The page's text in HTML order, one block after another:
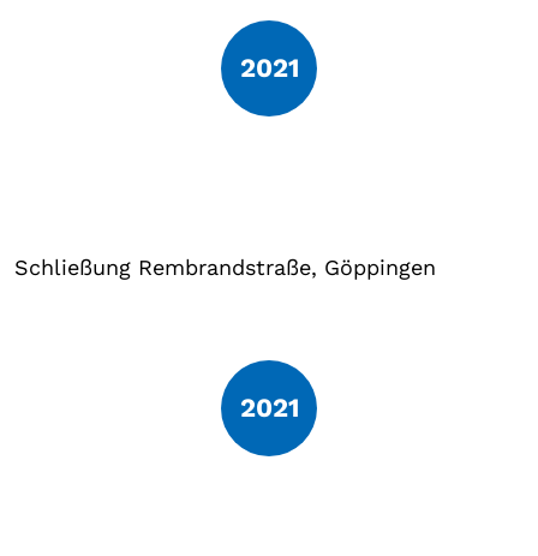
2021
Schließung Rembrandstraße, Göppingen
2021